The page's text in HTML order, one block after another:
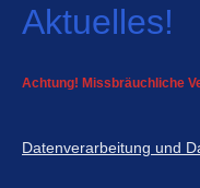
Aktuelles!
Achtung! Missbräuchliche
Datenverarbeitung und